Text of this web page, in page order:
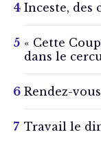
Inceste, des
« Cette
dans le
Rendez-
Travail le